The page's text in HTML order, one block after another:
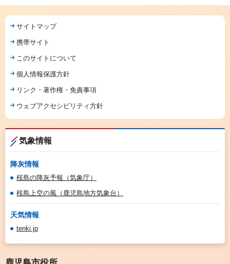
サイトマップ
携帯サイト
このサイトについて
個人情報保護方針
リンク・著作権・免責事項
ウェブアクセシビリティ方針
気象情報
降灰情報
桜島の降灰予報（気象庁）
桜島上空の風（鹿児島地方気象台）
天気情報
tenki.jp